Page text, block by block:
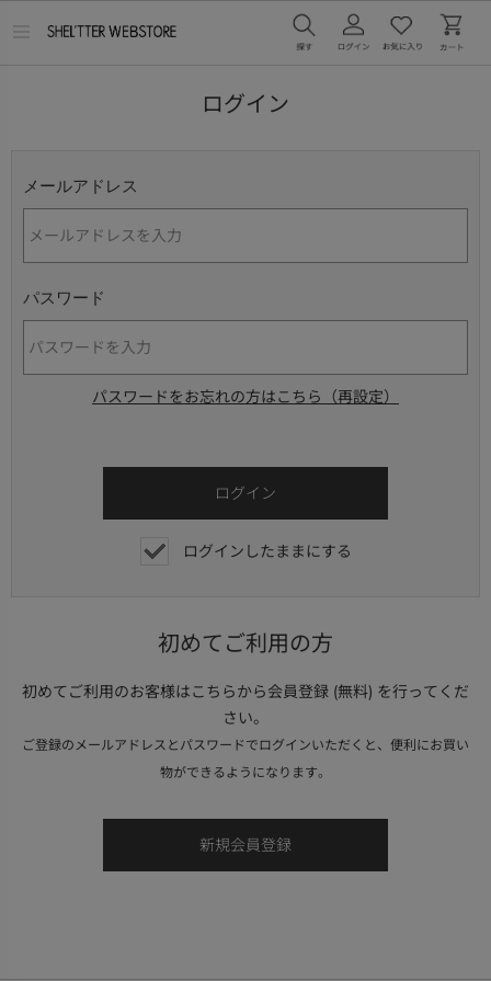
ログイン
メールアドレス
パスワード
パスワードをお忘れの方はこちら（再設定）
ログインしたままにする
初めてご利用の方
初めてご利用のお客様はこちらから会員登録 (無料) を行ってくだ
さい。
ご登録のメールアドレスとパスワードでログインいただくと、便利にお買い
物ができるようになります。